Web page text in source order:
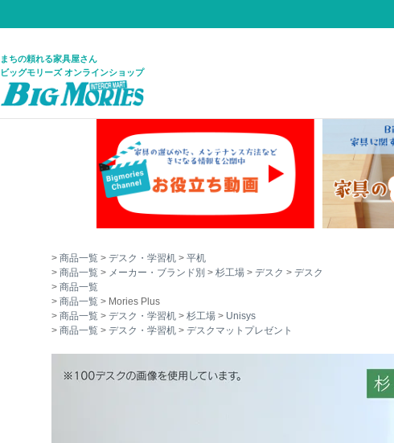
まちの頼れる家具屋さん
ビッグモリーズ オンラインショップ
商品一覧 デスク・学習机
平机
商品一覧
メーカー・ブランド別 杉工場 デスク
デスク
商品一覧
商品一覧
Mories Plus
商品一覧
デスク・学習机 杉工場
Unisys
商品一覧
デスク・学習机 デスクマットプレゼント